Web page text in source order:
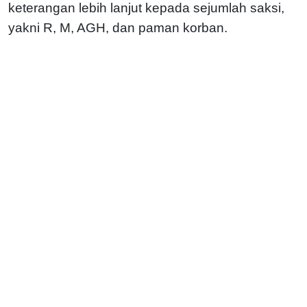
keterangan lebih lanjut kepada sejumlah saksi,
yakni R, M, AGH, dan paman korban.